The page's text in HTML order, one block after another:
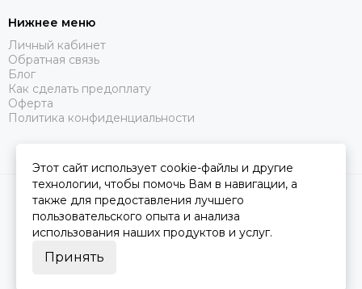
Нижнее меню
Личный кабинет
Обратная связь
Блог
Как сделать предоплату
Оферта
Политика конфиденциальности
2026 © Царство Сна.Карта сайта
Этот сайт использует cookie-файлы и другие
технологии, чтобы помочь Вам в навигации, а
также для предоставления лучшего
пользовательского опыта и анализа
использования наших продуктов и услуг.
Принять